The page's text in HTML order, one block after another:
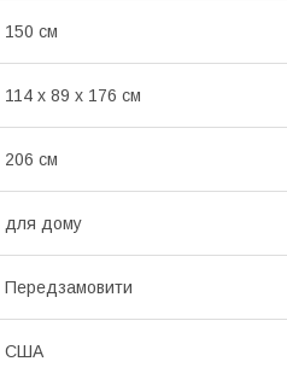
150 см
114 х 89 х 176 см
206 см
для дому
Передзамовити
США